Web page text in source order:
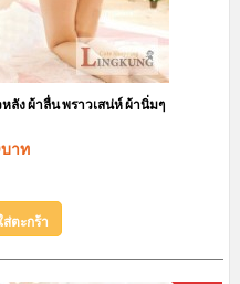
ลัง ผ้าลื่น พราวเสน่ห์ ผ้านิ่มๆ
าท
ตะกร้า